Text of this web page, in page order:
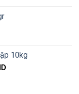
VND
VND.
10kg
Giá